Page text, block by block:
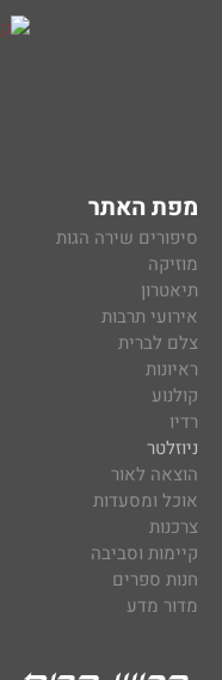
מפת האתר
סיפורים שירה הגות
מוזיקה
תיאטרון
אירועי תרבות
צלם לברית
ראיונות
קולנוע
רדיו
ניוזלטר
הוצאה לאור
אוכל ומסעדות
צרכנות
קיימות וסביבה
חנות ספרים
מדור מדע